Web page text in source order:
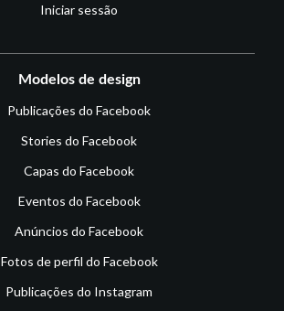
Iniciar sessão
Modelos de design
Publicações do Facebook
Stories do Facebook
Capas do Facebook
Eventos do Facebook
Anúncios do Facebook
Fotos de perfil do Facebook
Publicações do Instagram